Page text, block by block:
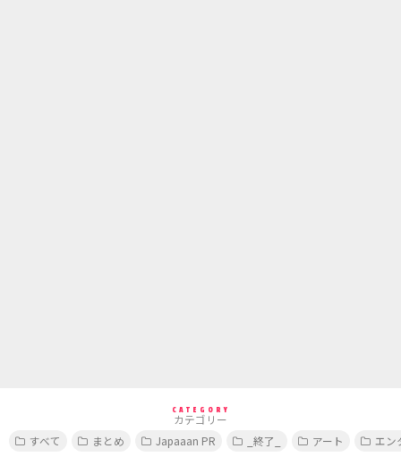
CATEGORY
カテゴリー
すべて
まとめ Japaaan PR _終了_ アート エン